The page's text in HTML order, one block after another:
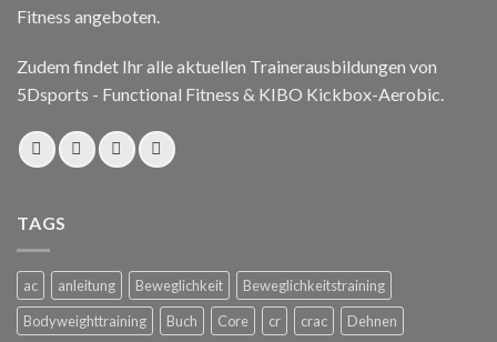
Fitness angeboten.
Zudem findet Ihr alle aktuellen Trainerausbildungen von
5Dsports - Functional Fitness & KIBO Kickbox-Aerobic.
TAGS
ac anleitung Beweglichkeit
Beweglichkeitstraining
Bodyweighttraining
Buch Core cr crac Dehnen